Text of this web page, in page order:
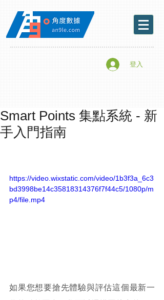
登入
Smart Points 集點系統 - 新
手入門指南
https://video.wixstatic.com/video/1b3f3a_6c3
bd3998be14c35818314376f7f44c5/1080p/m
p4/file.mp4
如果您想要搶先體驗與評估這個最新一